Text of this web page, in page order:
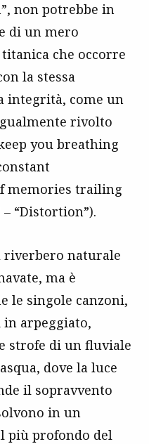
non potrebbe in
di un mero
che occorre
la stessa
integrità, come un
rivolto
you breathing
memories trailing
“Distortion”).
riverbero naturale
ma è
le singole canzoni,
in arpeggiato,
strofe di un fluviale
dove la luce
il sopravvento
in un
più profondo del